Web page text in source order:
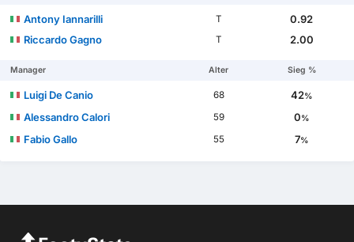
Antony Iannarilli T
0.92
Riccardo Gagno
T 2.00
Manager Alter Sieg %
Luigi De Canio 68 42%
Alessandro Calori 59 0%
Fabio Gallo 55 7%